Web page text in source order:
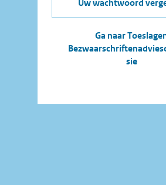
Uw wachtwoord
Ga naar
sie